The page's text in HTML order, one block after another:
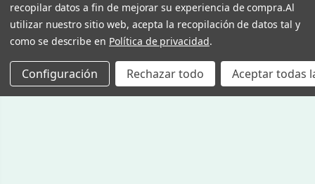
recopilar datos a fin de mejorar su experiencia de compra.Al
utilizar nuestro sitio web, acepta la recopilación de datos tal y
como se describe en Política de privacidad.
Configuración Rechazar todo Aceptar todas